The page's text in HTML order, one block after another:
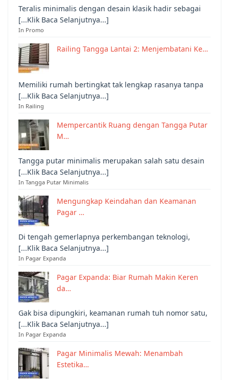
Teralis minimalis dengan desain klasik hadir sebagai
[...Klik Baca Selanjutnya...]
In Promo
Railing Tangga Lantai 2: Menjembatani Ke…
Memiliki rumah bertingkat tak lengkap rasanya tanpa
[...Klik Baca Selanjutnya...]
In Railing
Mempercantik Ruang dengan Tangga Putar
M…
Tangga putar minimalis merupakan salah satu desain
[...Klik Baca Selanjutnya...]
In Tangga Putar Minimalis
Mengungkap Keindahan dan Keamanan
Pagar …
Di tengah gemerlapnya perkembangan teknologi,
[...Klik Baca Selanjutnya...]
In Pagar Expanda
Pagar Expanda: Biar Rumah Makin Keren
da…
Gak bisa dipungkiri, keamanan rumah tuh nomor satu,
[...Klik Baca Selanjutnya...]
In Pagar Expanda
Pagar Minimalis Mewah: Menambah
Estetika…